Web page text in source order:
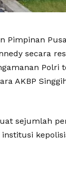
Pimpinan
secara
Polri
AKBP
sejumlah